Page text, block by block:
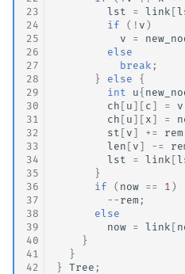
23
24
25
26
27
28
29
30
31
32
33
34
35
36
37
38
39
40
41
42
lst
= link [
if
( ! v )
v
=
else
break ;
}
else
{
int
u{
ch [ u ][ c ] = v
ch [ u ][ x ] =
st [ v ] += rem
len [ v ] -=
lst
= link [
}
if
( now == 1 )
-- rem ;
else
now = link [
}
}
}
Tree ;